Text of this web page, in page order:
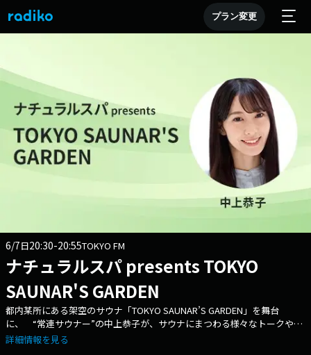
プラン変更
6/7日20:30-20:55TOKYO FM
ナチュラルスパ presents TOKYO
SAUNAR'S GARDEN
都内某所にある架空のサウナ「TOKYO SAUNAR’S GARDEN」を舞台
に、 “常連サウナー”の中上恭子が、サウナにまつわる様々なトークや企
画を、 トトノウ音楽を織り交ぜながらお送りするサウナエンタメ番
詳細情報を見る